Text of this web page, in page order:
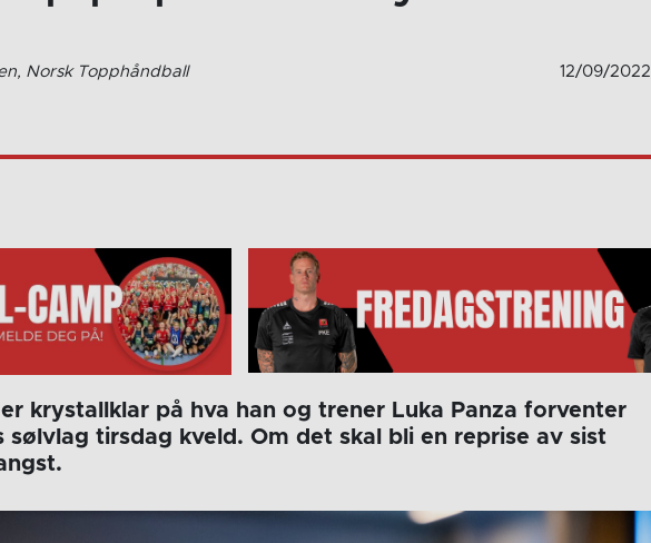
Norsk Topphåndball 12/09/2022
er krystallklar på hva han og trener Luka Panza forventer
sølvlag tirsdag kveld. Om det skal bli en reprise av sist